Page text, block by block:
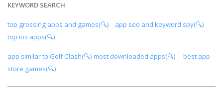
KEYWORD SEARCH
top grossing apps and games(🔍)
app seo and keyword spy(🔍)
top ios apps(🔍)
app similar to Golf Clash(🔍) most downloaded apps(🔍)
best app
store games(🔍)